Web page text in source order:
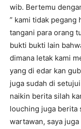
wib. Bertemu
” kami tidak pegang
tangani para orang
bukti bukti lain
dimana letak kami
yang di edar kan
juga sudah di
naikin berita silah
louching juga berita
wartawan, saya